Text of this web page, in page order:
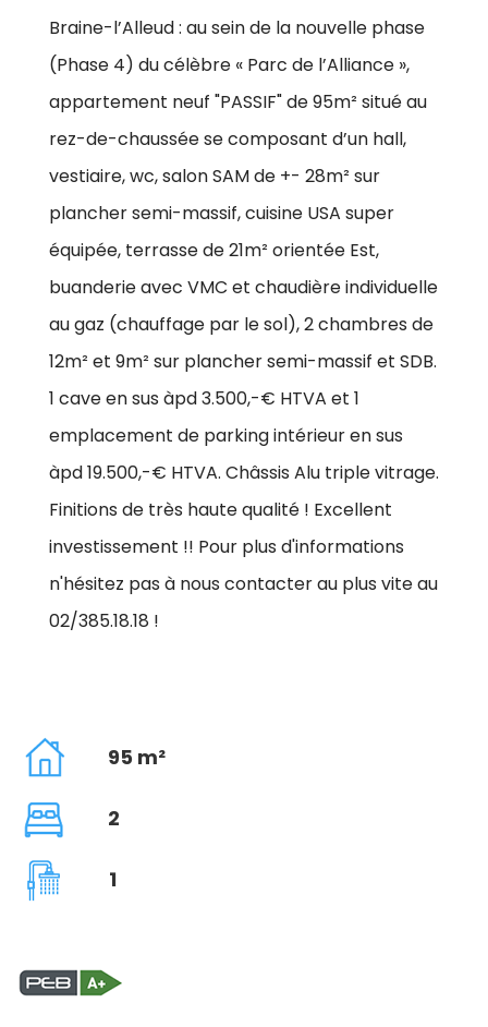
Braine-l’Alleud : au sein de la nouvelle phase
(Phase 4) du célèbre « Parc de l’Alliance »,
appartement neuf "PASSIF" de 95m² situé au
rez-de-chaussée se composant d’un hall,
vestiaire, wc, salon SAM de +- 28m² sur
plancher semi-massif, cuisine USA super
équipée, terrasse de 21m² orientée Est,
buanderie avec VMC et chaudière individuelle
au gaz (chauffage par le sol), 2 chambres de
12m² et 9m² sur plancher semi-massif et SDB.
1 cave en sus àpd 3.500,-€ HTVA et 1
emplacement de parking intérieur en sus
àpd 19.500,-€ HTVA. Châssis Alu triple vitrage.
Finitions de très haute qualité ! Excellent
investissement !! Pour plus d'informations
n'hésitez pas à nous contacter au plus vite au
02/385.18.18 !
95 m²
2
1